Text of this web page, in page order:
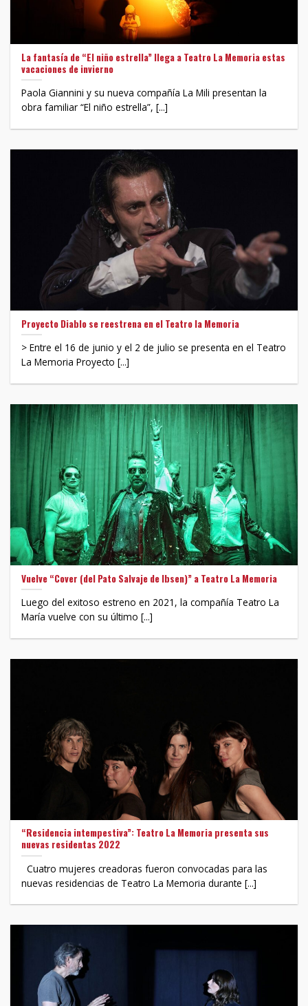
La fantasía de “El niño estrella” llega a Teatro La Memoria estas
vacaciones de invierno
Paola Giannini y su nueva compañía La Mili presentan la
obra familiar “El niño estrella”, [...]
Proyecto Diablo se reestrena en el Teatro la Memoria
> Entre el 16 de junio y el 2 de julio se presenta en el Teatro
La Memoria Proyecto [...]
Vuelve “Cover (del Pato Salvaje de Ibsen)” a Teatro La Memoria
Luego del exitoso estreno en 2021, la compañía Teatro La
María vuelve con su último [...]
“Residencia intempestiva”: Teatro La Memoria presenta sus
nuevas residentas 2022
Cuatro mujeres creadoras fueron convocadas para las
nuevas residencias de Teatro La Memoria durante [...]